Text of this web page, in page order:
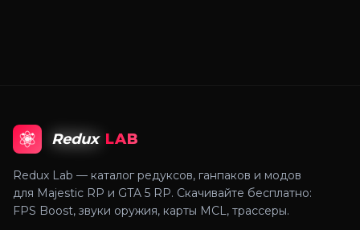
Redux LAB
Redux Lab — каталог редуксов, ганпаков и модов
для Majestic RP и GTA 5 RP. Скачивайте бесплатно:
FPS Boost, звуки оружия, карты MCL, трассеры.